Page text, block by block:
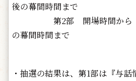
後の幕間時間まで
第2部 開場時間から『
の幕間時間まで
・抽選の結果は、第1部は『与